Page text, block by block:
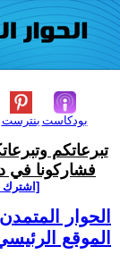
بنترست بودكاست
تبرعاتكم
فشاركونا في
[اشترك
الحوار
الموقع